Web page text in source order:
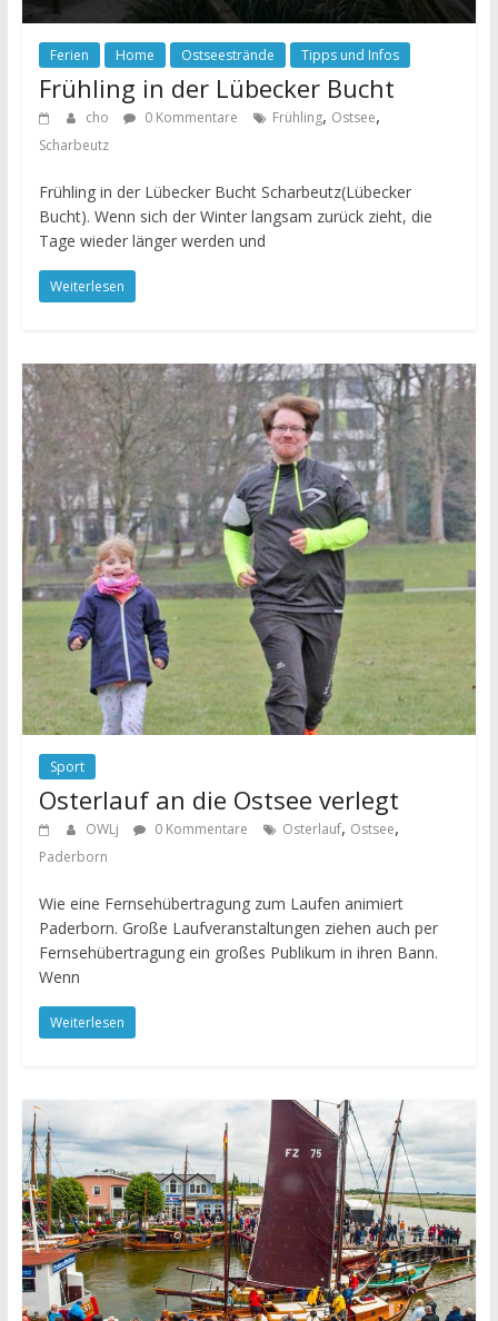
Ferien Home Ostseestrände Tipps und Infos
Frühling in der Lübecker Bucht
cho 0 Kommentare Frühling, Ostsee,
Scharbeutz
Frühling in der Lübecker Bucht Scharbeutz(Lübecker
Bucht). Wenn sich der Winter langsam zurück zieht, die
Tage wieder länger werden und
Weiterlesen
Sport
Osterlauf an die Ostsee verlegt
OWLj 0 Kommentare Osterlauf, Ostsee,
Paderborn
Wie eine Fernsehübertragung zum Laufen animiert
Paderborn. Große Laufveranstaltungen ziehen auch per
Fernsehübertragung ein großes Publikum in ihren Bann.
Wenn
Weiterlesen